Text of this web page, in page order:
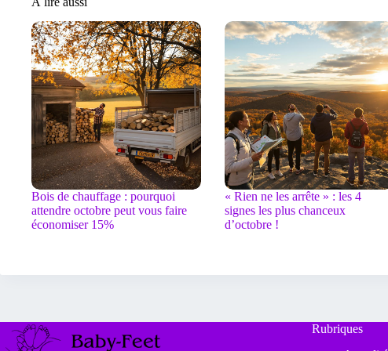
Bois de chauffage : pourquoi
attendre octobre peut vous faire
économiser 15%
« Rien ne les arrête » : les 4
signes les plus chanceux
d’octobre !
Rubriques